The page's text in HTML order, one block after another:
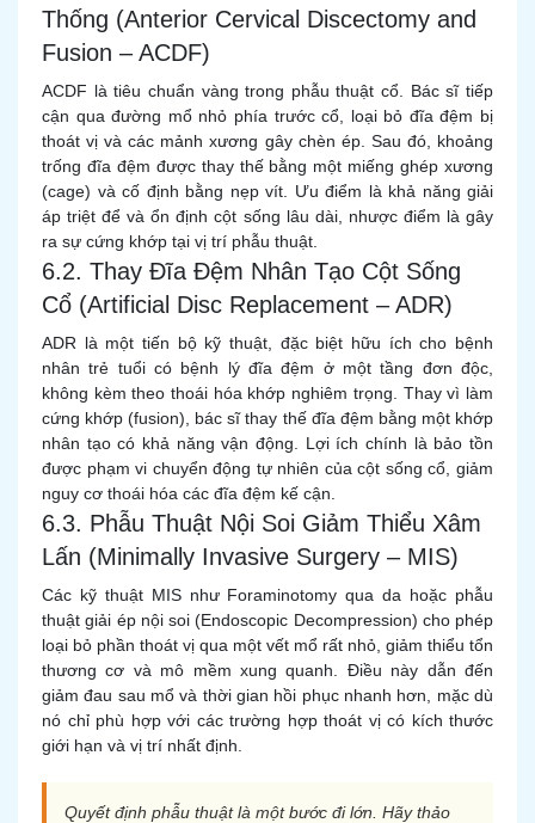
Thống (Anterior Cervical Discectomy and
Fusion – ACDF)
ACDF là tiêu chuẩn vàng trong phẫu thuật cổ. Bác sĩ tiếp
cận qua đường mổ nhỏ phía trước cổ, loại bỏ đĩa đệm bị
thoát vị và các mảnh xương gây chèn ép. Sau đó, khoảng
trống đĩa đệm được thay thế bằng một miếng ghép xương
(cage) và cố định bằng nẹp vít. Ưu điểm là khả năng giải
áp triệt để và ổn định cột sống lâu dài, nhược điểm là gây
ra sự cứng khớp tại vị trí phẫu thuật.
6.2. Thay Đĩa Đệm Nhân Tạo Cột Sống
Cổ (Artificial Disc Replacement – ADR)
ADR là một tiến bộ kỹ thuật, đặc biệt hữu ích cho bệnh
nhân trẻ tuổi có bệnh lý đĩa đệm ở một tầng đơn độc,
không kèm theo thoái hóa khớp nghiêm trọng. Thay vì làm
cứng khớp (fusion), bác sĩ thay thế đĩa đệm bằng một khớp
nhân tạo có khả năng vận động. Lợi ích chính là bảo tồn
được phạm vi chuyển động tự nhiên của cột sống cổ, giảm
nguy cơ thoái hóa các đĩa đệm kế cận.
6.3. Phẫu Thuật Nội Soi Giảm Thiểu Xâm
Lấn (Minimally Invasive Surgery – MIS)
Các kỹ thuật MIS như Foraminotomy qua da hoặc phẫu
thuật giải ép nội soi (Endoscopic Decompression) cho phép
loại bỏ phần thoát vị qua một vết mổ rất nhỏ, giảm thiểu tổn
thương cơ và mô mềm xung quanh. Điều này dẫn đến
giảm đau sau mổ và thời gian hồi phục nhanh hơn, mặc dù
nó chỉ phù hợp với các trường hợp thoát vị có kích thước
giới hạn và vị trí nhất định.
Quyết định phẫu thuật là một bước đi lớn. Hãy thảo